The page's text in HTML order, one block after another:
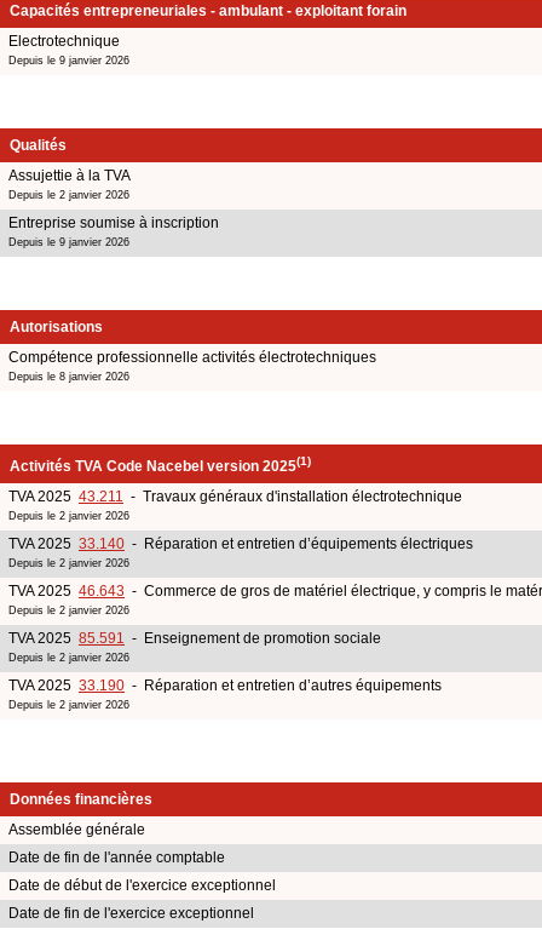
Capacités entrepreneuriales - ambulant - exploitant forain
Electrotechnique
Depuis le 9 janvier 2026
Qualités
Assujettie à la TVA
Depuis le 2 janvier 2026
Entreprise soumise à inscription
Depuis le 9 janvier 2026
Autorisations
Compétence professionnelle activités électrotechniques
Depuis le 8 janvier 2026
Activités TVA Code Nacebel version 2025(1)
TVA 2025 43.211 - Travaux généraux d'installation électrotechnique
Depuis le 2 janvier 2026
TVA 2025 33.140 - Réparation et entretien d’équipements électriques
Depuis le 2 janvier 2026
TVA 2025 46.643 - Commerce de gros de matériel électrique, y compris le
Depuis le 2 janvier 2026
TVA 2025 85.591 - Enseignement de promotion sociale
Depuis le 2 janvier 2026
TVA 2025 33.190 - Réparation et entretien d’autres équipements
Depuis le 2 janvier 2026
Données financières
Assemblée générale
Date de fin de l'année comptable
Date de début de l'exercice exceptionnel
Date de fin de l'exercice exceptionnel